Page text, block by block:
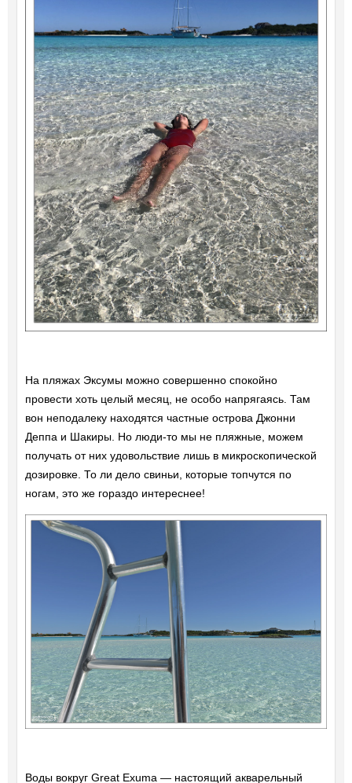
На пляжах Эксумы можно совершенно спокойно
провести хоть целый месяц, не особо напрягаясь. Там
вон неподалеку находятся частные острова Джонни
Деппа и Шакиры. Но люди-то мы не пляжные, можем
получать от них удовольствие лишь в микроскопической
дозировке. То ли дело свиньи, которые топчутся по
ногам, это же гораздо интереснее!
Воды вокруг Great Exuma — настоящий акварельный